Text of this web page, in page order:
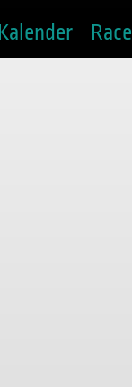
Kalender Race